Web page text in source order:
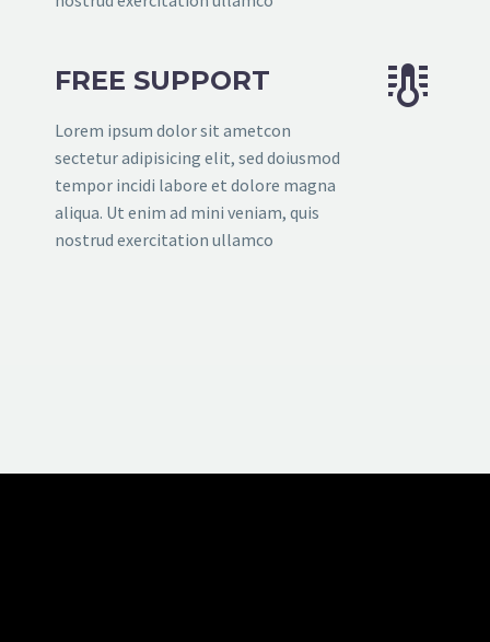
FREE SUPPORT
Lorem ipsum dolor sit ametcon
sectetur adipisicing elit, sed doiusmod
tempor incidi labore et dolore magna
aliqua. Ut enim ad mini veniam, quis
nostrud exercitation ullamco

